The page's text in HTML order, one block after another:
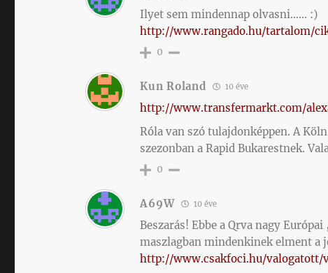
Ilyet sem mindennap olvasni…… :)
http://www.rangado.hu/tartalom/
0
Kun Roland 10 éve
http://www.transfermarkt.com/
Róla van szó tulajdonképpen. A
szezonban a Rapid Bukarestnek.
0
A69W 10 éve
Beszarás! Ebbe a Qrva nagy
maszlagban mindenkinek elment a
http://www.csakfoci.hu/valogatott/